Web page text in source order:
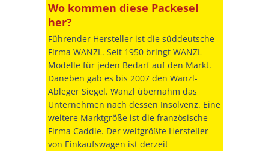
Wo kommen diese Packesel
her?
Führender Hersteller ist die süddeutsche
Firma WANZL. Seit 1950 bringt WANZL
Modelle für jeden Bedarf auf den Markt.
Daneben gab es bis 2007 den Wanzl-
Ableger Siegel. Wanzl übernahm das
Unternehmen nach dessen Insolvenz. Eine
weitere Marktgröße ist die französische
Firma Caddie. Der weltgrößte Hersteller
von Einkaufswagen ist derzeit